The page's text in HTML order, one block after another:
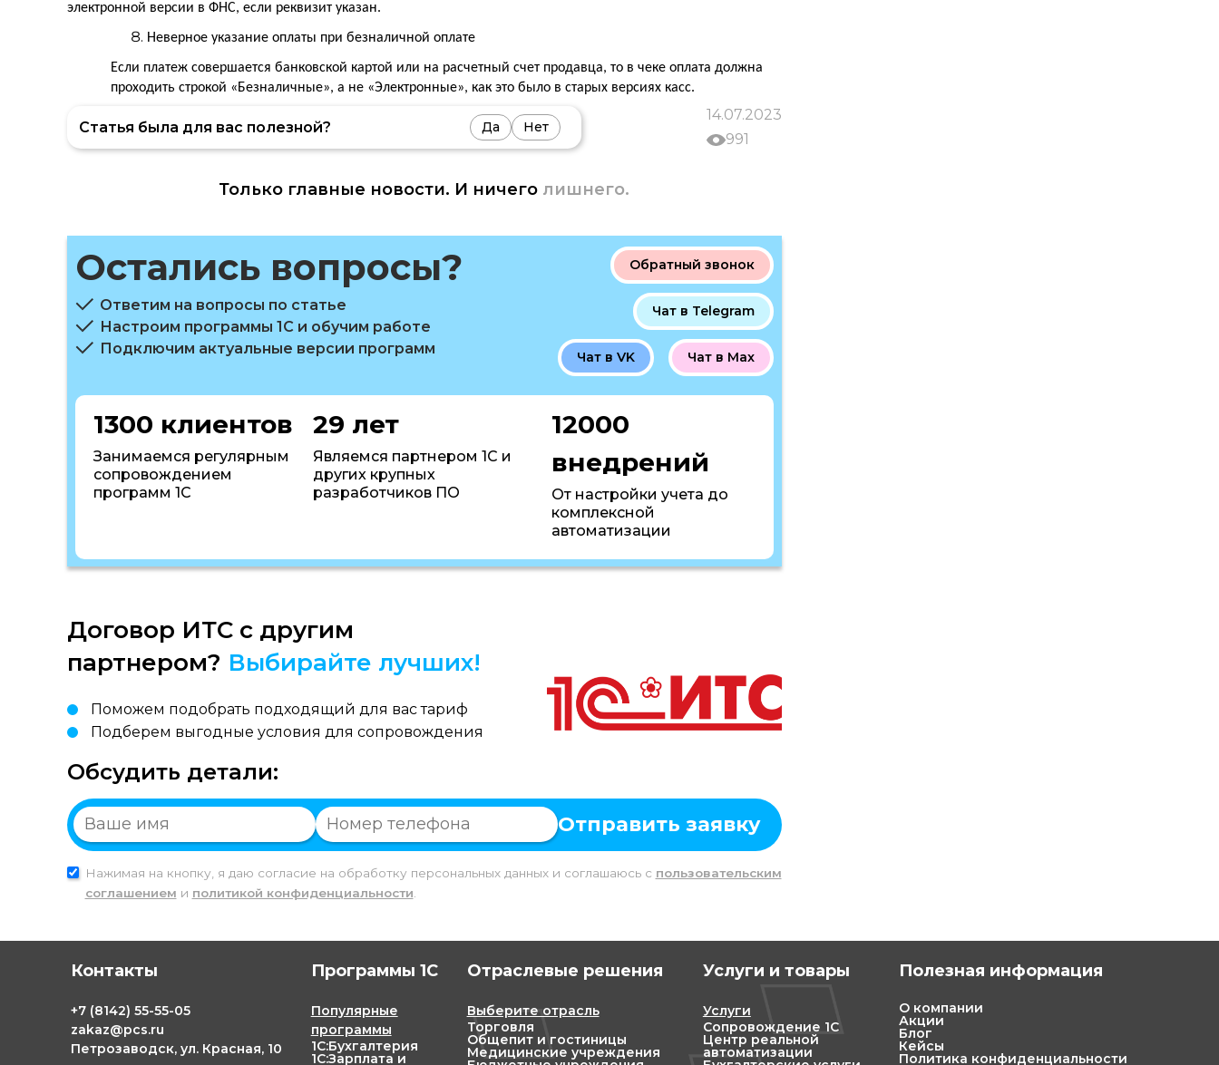
электронной версии в ФНС, если реквизит указан.
Неверное указание оплаты при безналичной оплате
Если платеж совершается банковской картой или на расчетный счет продавца, то в чеке оплата должна
проходить строкой «Безналичные», а не «Электронные», как это было в старых версиях касс.
14.07.2023
991
Статья была для вас полезной? Да Нет
Только главные новости. И ничего лишнего.
Остались вопросы?
Ответим на вопросы по статье
Настроим программы 1С и обучим работе
Подключим актуальные версии программ
Обратный звонок
Чат в Telegram
Чат в Max
Чат в VK
1300 клиентов
Занимаемся регулярным
сопровождением
программ 1С
29 лет
Являемся партнером 1С и
других крупных
разработчиков ПО
12000
внедрений
От настройки учета до
комплексной
автоматизации
Договор ИТС с другим
партнером? Выбирайте лучших!
Поможем подобрать подходящий для вас тариф
Подберем выгодные условия для сопровождения
Обсудить детали:
Отправить заявку
Нажимая на кнопку, я даю согласие на обработку персональных данных и соглашаюсь c пользовательским
соглашением и политикой конфиденциальности.
Контакты
+7 (8142) 55-55-05
zakaz@pcs.ru
Петрозаводск, ул. Красная, 10
Программы 1С
Популярные
программы
1С:Бухгалтерия
1С:Зарплата и
Отраслевые решения
Выберите отрасль
Торговля
Общепит и гостиницы
Медицинские учреждения
Услуги и товары
Услуги
Сопровождение 1С
Центр реальной
автоматизации
Полезная информация
О компании
Акции
Блог
Кейсы
Политика конфиденциальности